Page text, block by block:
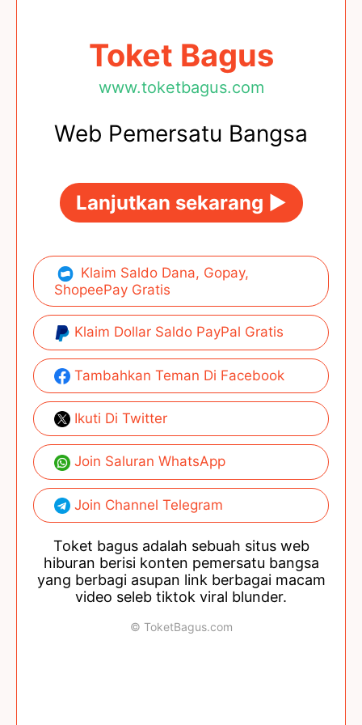
Toket Bagus
www.toketbagus.com
Web Pemersatu Bangsa
Lanjutkan sekarang ►
Klaim Saldo Dana, Gopay,
ShopeePay Gratis
Klaim Dollar Saldo PayPal Gratis
Tambahkan Teman Di Facebook
Ikuti Di Twitter
Join Saluran WhatsApp
Join Channel Telegram
Toket bagus adalah sebuah situs web
hiburan berisi konten pemersatu bangsa
yang berbagi asupan link berbagai macam
video seleb tiktok viral blunder.
© ToketBagus.com